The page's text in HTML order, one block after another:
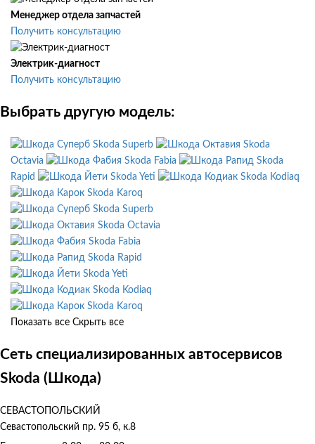
Менеджер отдела запчастей
Получить консультацию
Электрик-диагност
Получить консультацию
Выбрать другую модель:
Skoda Superb
Skoda
Octavia
Skoda Fabia
Skoda
Rapid
Skoda Yeti
Skoda Kodiaq
Skoda Karoq
Skoda Superb
Skoda Octavia
Skoda Fabia
Skoda Rapid
Skoda Yeti
Skoda Kodiaq
Skoda Karoq
Показать все Скрыть все
Сеть специализированных автосервисов
Skoda (Шкода)
СЕВАСТОПОЛЬСКИЙ
Севастопольский пр. 95 б, к.8